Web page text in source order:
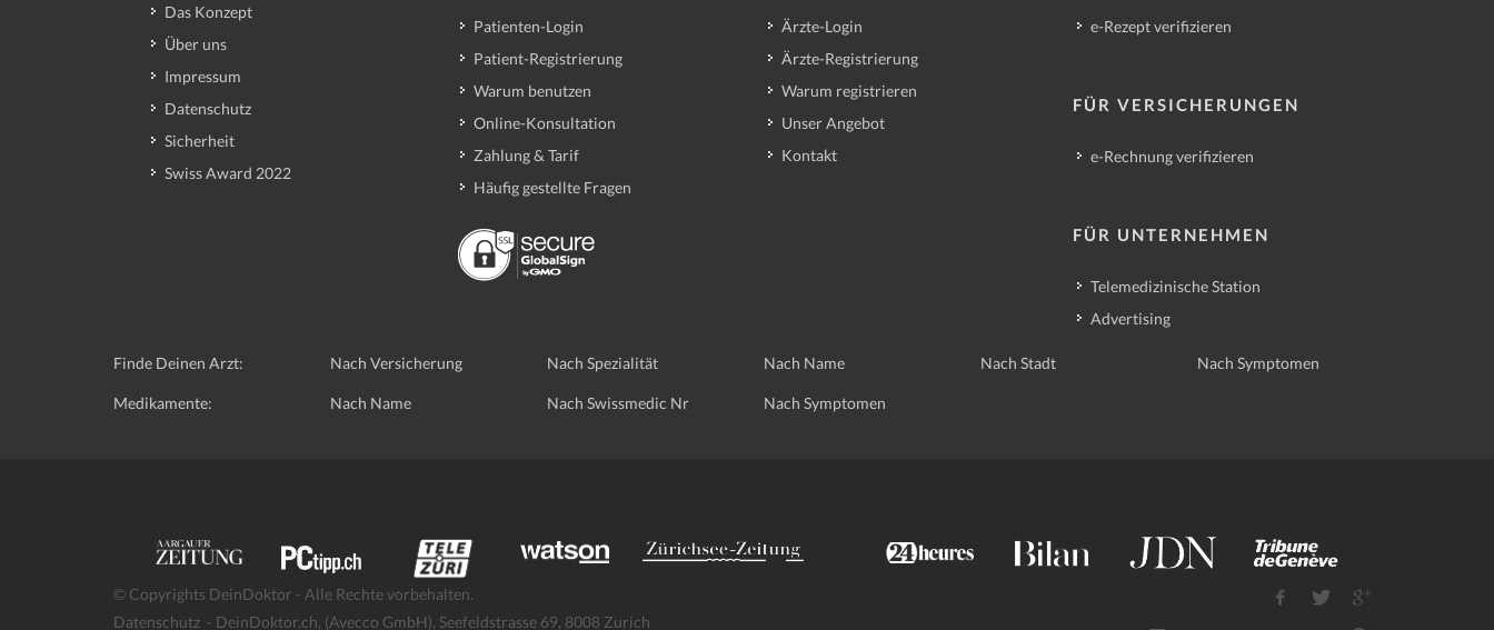
Das Konzept
Über uns
Impressum
Datenschutz
Sicherheit
Swiss Award 2022
Patienten-Login
Patient-Registrierung
Warum benutzen
Online-Konsultation
Zahlung & Tarif
Häufig gestellte Fragen
Ärzte-Login
Ärzte-Registrierung
Warum registrieren
Unser Angebot
Kontakt
e-Rezept verifizieren
FÜR VERSICHERUNGEN
e-Rechnung verifizieren
FÜR UNTERNEHMEN
Telemedizinische Station
Advertising
Finde Deinen Arzt: Nach Versicherung Nach Spezialität Nach Name Nach Stadt Nach Symptomen
Medikamente: Nach Name Nach Swissmedic Nr Nach Symptomen
© Copyrights DeinDoktor - Alle Rechte vorbehalten.
Datenschutz - DeinDoktor.ch, (Avecco GmbH), Seefeldstrasse 69, 8008 Zurich